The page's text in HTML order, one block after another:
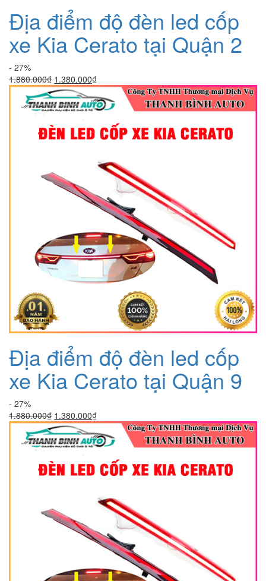
Địa điểm độ đèn led cốp
xe Kia Cerato tại Quận 2
- 27%
1.880.000₫ Giá
gốc
là:
1.880.000₫.
1.380.000₫Giá
hiện
tại
là:
1.380.000₫.
Địa điểm độ đèn led cốp
xe Kia Cerato tại Quận 9
- 27%
1.880.000₫ Giá
gốc
là:
1.880.000₫.
1.380.000₫Giá
hiện
tại
là:
1.380.000₫.